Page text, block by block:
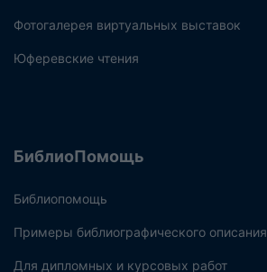
Фотогалерея виртуальных выставок
Юферевские чтения
БиблиоПомощь
Библиопомощь
Примеры библиографического описания
Для дипломных и курсовых работ